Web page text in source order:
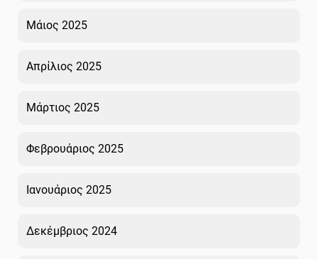
Μάιος 2025
Απρίλιος 2025
Μάρτιος 2025
Φεβρουάριος 2025
Ιανουάριος 2025
Δεκέμβριος 2024